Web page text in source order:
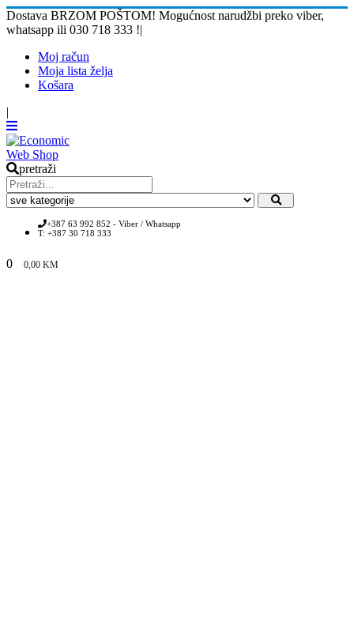
Dostava BRZOM POŠTOM! Mogućnost narudžbi preko viber,
whatsapp ili 030 718 333 !|
Moj račun
Moja lista želja
Košara
|
pretraži
+387 63 992 852 - Viber / Whatsapp
T: +387 30 718 333
0 0,00 KM